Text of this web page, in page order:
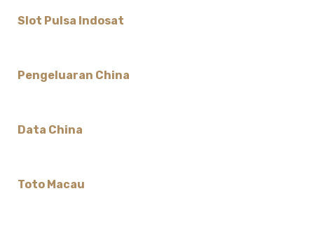
Slot Pulsa Indosat
Pengeluaran China
Data China
Toto Macau